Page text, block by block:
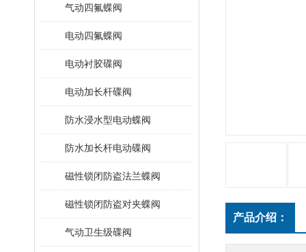
气动四氟蝶阀
电动四氟蝶阀
电动衬胶碟阀
电动加长杆碟阀
防水浸水型电动蝶阀
防水加长杆电动碟阀
磁性锁闭防盗法兰蝶阀
磁性锁闭防盗对夹蝶阀
气动卫生级碟阀
产品介绍：